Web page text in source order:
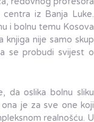
iz Banja Luke.
i bolnu temu Kosova
knjiga nije samo skup
se probudi svijest o
da oslika bolnu sliku
je za sve one koji
realnošću. U